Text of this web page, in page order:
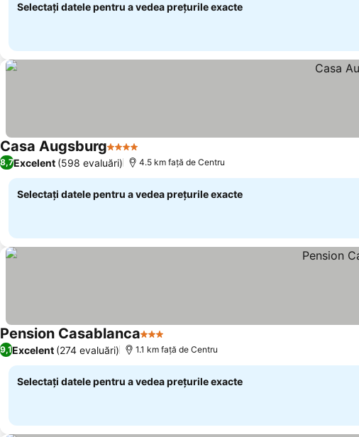
Selectați datele pentru a vedea prețurile exacte
Casa Augsburg4 Stele
8,7Excelent (598 evaluări) 4.5 km faţă de Centru
Selectați datele pentru a vedea prețurile exacte
Pension Casablanca3 Stele
9,1Excelent (274 evaluări) 1.1 km faţă de Centru
Selectați datele pentru a vedea prețurile exacte